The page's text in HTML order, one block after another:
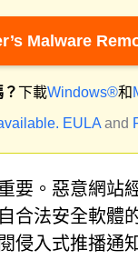
Malware
下載Windows®和
EULA and
要。惡意網站
合法安全軟體
侵入式推播通